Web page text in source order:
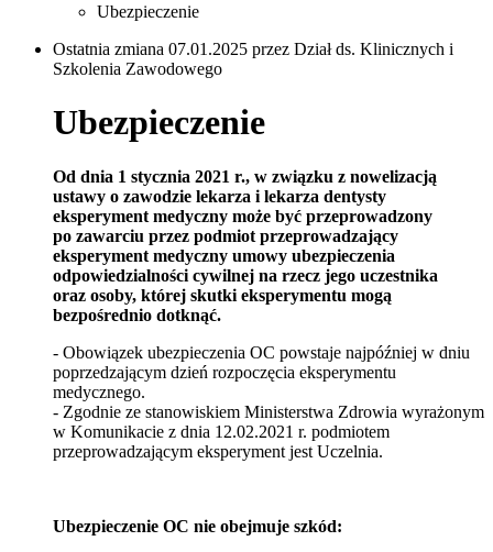
Ubezpieczenie
Ostatnia zmiana 07.01.2025 przez Dział ds. Klinicznych i
Szkolenia Zawodowego
Ubezpieczenie
Od dnia 1 stycznia 2021 r., w związku z nowelizacją
ustawy o zawodzie lekarza i lekarza dentysty
eksperyment medyczny może być przeprowadzony
po zawarciu przez podmiot przeprowadzający
eksperyment medyczny umowy ubezpieczenia
odpowiedzialności cywilnej na rzecz jego uczestnika
oraz osoby, której skutki eksperymentu mogą
bezpośrednio dotknąć.
- Obowiązek ubezpieczenia OC powstaje najpóźniej w dniu
poprzedzającym dzień rozpoczęcia eksperymentu
medycznego.
- Zgodnie ze stanowiskiem Ministerstwa Zdrowia wyrażonym
w Komunikacie z dnia 12.02.2021 r. podmiotem
przeprowadzającym eksperyment jest Uczelnia.
Ubezpieczenie OC nie obejmuje szkód: